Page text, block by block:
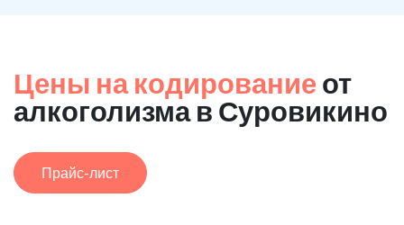
Цены на кодирование от
алкоголизма в Суровикино
Прайс-лист